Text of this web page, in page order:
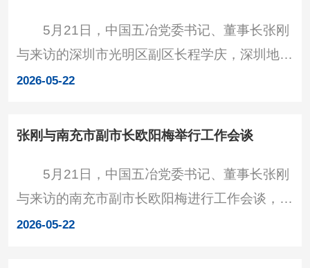
5月21日，中国五冶党委书记、董事长张刚
与来访的深圳市光明区副区长程学庆，深圳地铁
建设集团总经理贾科举行工作会谈，就进一步加
庆、贾科一行到来表示欢迎，对光明区、深铁建
发展情况。他指出，中国五冶是中国五矿、中国
中冶骨干子企业，具备行业领先的技术、管理、
资信和全产业链服务优势，凭借特色鲜明的一体
2026-05-22
张刚与南充市副市长欧阳梅举行工作会谈
5月21日，中国五冶党委书记、董事长张刚
与来访的南充市副市长欧阳梅进行工作会谈，双
方围绕加强政企合作开展深入交流。交流现场
2026-05-22